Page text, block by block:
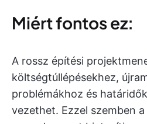
Miért fontos ez:
A rossz építési
költségtúllépésekhez,
problémákhoz és
vezethet. Ezzel szemben